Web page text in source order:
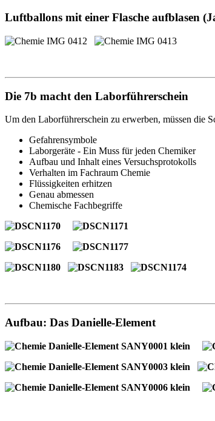
Luftballons mit einer Flasche aufblasen
Die 7b macht den Laborführerschein
Um den Laborführerschein zu erwerben, müssen die
Gefahrensymbole
Laborgeräte - Ein Muss für jeden Chemiker
Aufbau und Inhalt eines Versuchsprotokolls
Verhalten im Fachraum Chemie
Flüssigkeiten erhitzen
Genau abmessen
Chemische Fachbegriffe
Aufbau: Das Danielle-Element